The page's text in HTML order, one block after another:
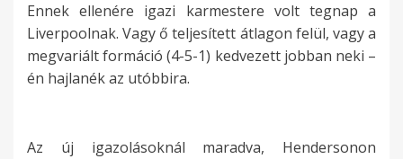
Ennek ellenére igazi karmestere volt tegnap a
Liverpoolnak. Vagy ő teljesített átlagon felül, vagy a
megvariált formáció (4-5-1) kedvezett jobban neki –
én hajlanék az utóbbira.
Az új igazolásoknál maradva, Hendersonon